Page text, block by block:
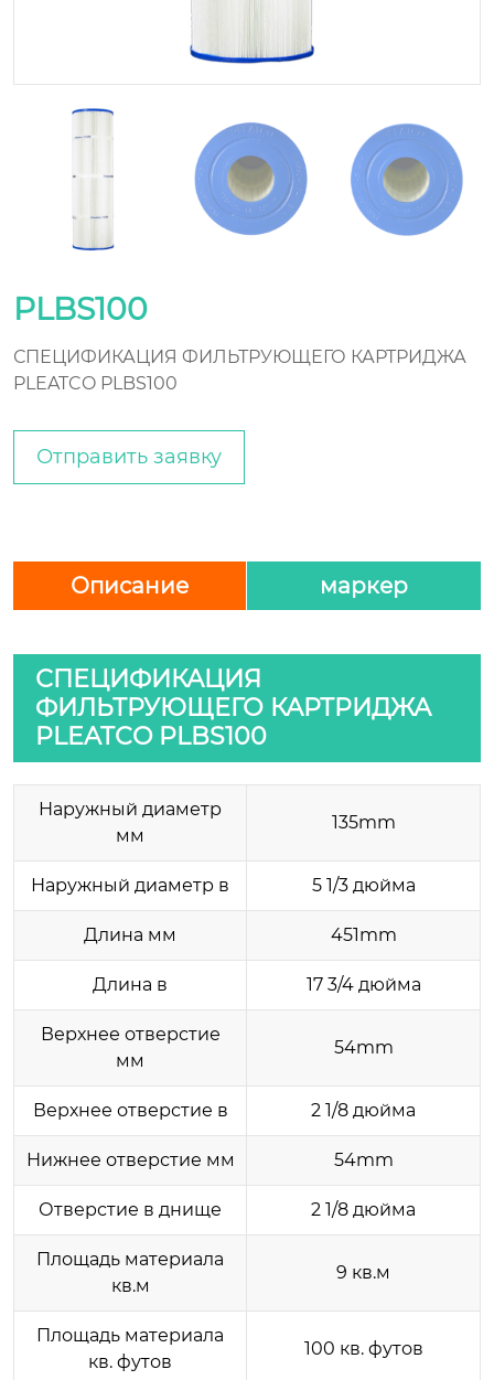
PLBS100
СПЕЦИФИКАЦИЯ ФИЛЬТРУЮЩЕГО КАРТРИДЖА
PLEATCO PLBS100
Отправить заявку
Описание маркер
СПЕЦИФИКАЦИЯ
ФИЛЬТРУЮЩЕГО КАРТРИДЖА
PLEATCO PLBS100
Наружный диаметр
мм
135mm
Наружный диаметр в 5 1/3 дюйма
Длина мм 451mm
Длина в 17 3/4 дюйма
Верхнее отверстие
мм
54mm
Верхнее отверстие в 2 1/8 дюйма
Нижнее отверстие мм 54mm
Отверстие в днище 2 1/8 дюйма
Площадь материала
кв.м
9 кв.м
Площадь материала
кв. футов
100 кв. футов